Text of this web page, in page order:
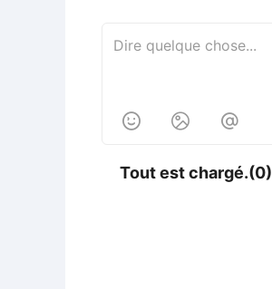
  
Tout est chargé.(0)